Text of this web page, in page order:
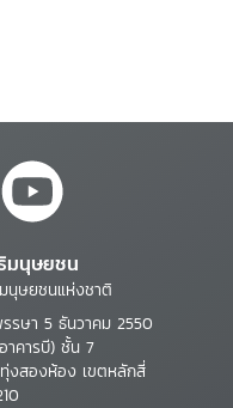
มนุษยชน
นุษยชนแห่งชาติ
รษา 5 ธันวาคม 2550
าคารบี) ชั้น 7
งสองห้อง เขตหลักสี่